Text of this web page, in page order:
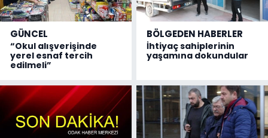
GÜNCEL
“Okul alışverişinde
yerel esnaf tercih
edilmeli”
BÖLGEDEN HABERLER
İhtiyaç sahiplerinin
yaşamına dokundular